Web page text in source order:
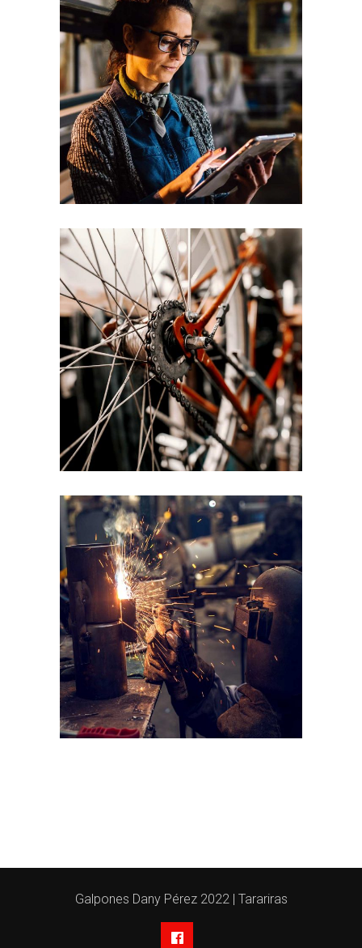
Galpones Dany Pérez 2022 | Tarariras